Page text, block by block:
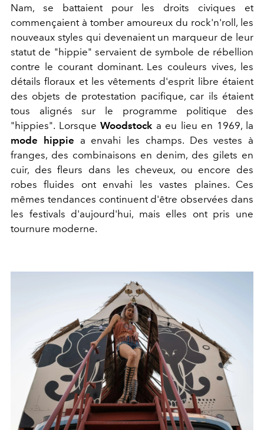
Nam, se battaient pour les droits civiques et
commençaient à tomber amoureux du rock'n'roll, les
nouveaux styles qui devenaient un marqueur de leur
statut de "hippie" servaient de symbole de rébellion
contre le courant dominant. Les couleurs vives, les
détails floraux et les vêtements d'esprit libre étaient
des objets de protestation pacifique, car ils étaient
tous alignés sur le programme politique des
"hippies". Lorsque Woodstock a eu lieu en 1969, la
mode hippie a envahi les champs. Des vestes à
franges, des combinaisons en denim, des gilets en
cuir, des fleurs dans les cheveux, ou encore des
robes fluides ont envahi les vastes plaines. Ces
mêmes tendances continuent d'être observées dans
les festivals d'aujourd'hui, mais elles ont pris une
tournure moderne.